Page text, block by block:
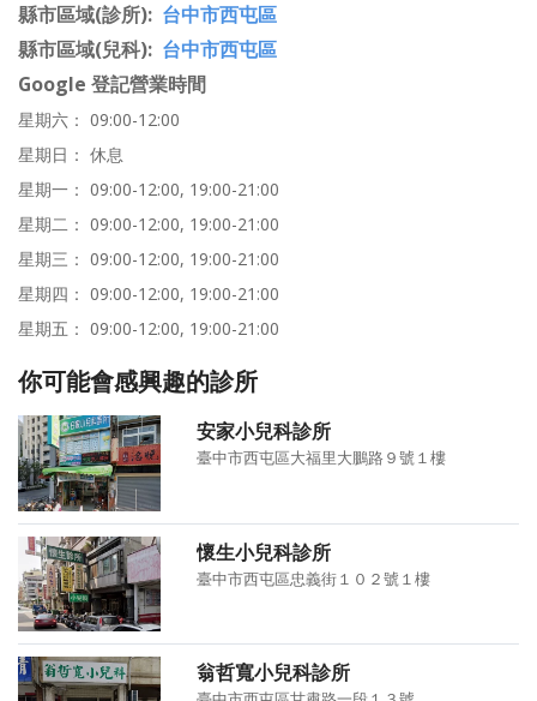
縣市區域(診所) 台中市西屯區
縣市區域(兒科) 台中市西屯區
Google 登記營業時間
星期六： 09:00-12:00
星期日： 休息
星期一： 09:00-12:00, 19:00-21:00
星期二： 09:00-12:00, 19:00-21:00
星期三： 09:00-12:00, 19:00-21:00
星期四： 09:00-12:00, 19:00-21:00
星期五： 09:00-12:00, 19:00-21:00
你可能會感興趣的診所
安家小兒科診所
臺中市西屯區大福里大鵬路９號１樓
懷生小兒科診所
臺中市西屯區忠義街１０２號１樓
翁哲寬小兒科診所